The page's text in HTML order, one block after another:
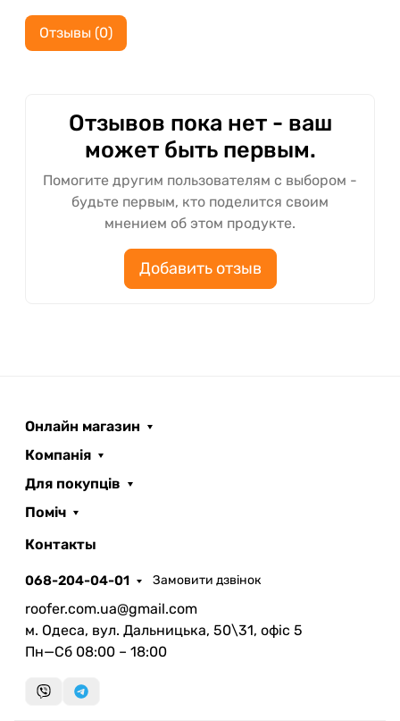
Отзывы (0)
Отзывов пока нет - ваш
может быть первым.
Помогите другим пользователям с выбором -
будьте первым, кто поделится своим
мнением об этом продукте.
Добавить отзыв
Онлайн магазин
Компанія
Для покупців
Поміч
Контакты
068-204-04-01 Замовити дзвінок
roofer.com.ua@gmail.com
м. Одеса, вул. Дальницька, 50\31, офіс 5
Пн—Сб 08:00 – 18:00